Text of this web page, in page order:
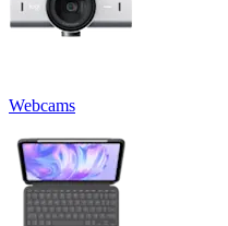
Webcams